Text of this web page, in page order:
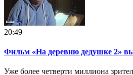
20:49
Фильм «На деревню дедушке 2»
Уже более четверти миллиона